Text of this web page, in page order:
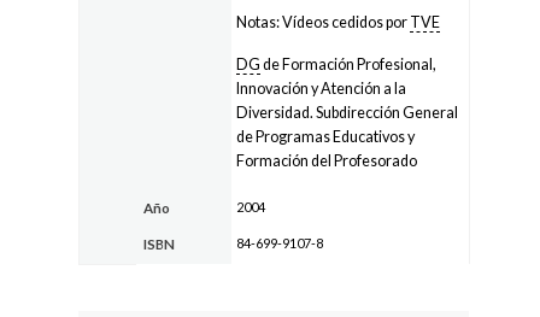
Notas: Vídeos cedidos por TVE
DG de Formación Profesional,
Innovación y Atención a la
Diversidad. Subdirección General
de Programas Educativos y
Formación del Profesorado
Año 2004
ISBN 84-699-9107-8